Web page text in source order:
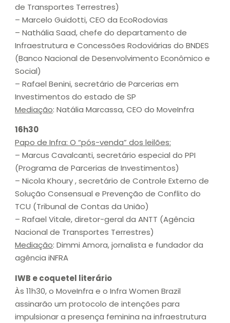
de Transportes Terrestres)
– Marcelo Guidotti, CEO da EcoRodovias
– Nathália Saad, chefe do departamento de
Infraestrutura e Concessões Rodoviárias do BNDES
(Banco Nacional de Desenvolvimento Econômico e
Social)
– Rafael Benini, secretário de Parcerias em
Investimentos do estado de SP
Mediação: Natália Marcassa, CEO do MoveInfra
16h30
Papo de Infra: O “pós-venda” dos leilões:
– Marcus Cavalcanti, secretário especial do PPI
(Programa de Parcerias de Investimentos)
– Nicola Khoury , secretário de Controle Externo de
Solução Consensual e Prevenção de Conflito do
TCU (Tribunal de Contas da União)
– Rafael Vitale, diretor-geral da ANTT (Agência
Nacional de Transportes Terrestres)
Mediação: Dimmi Amora, jornalista e fundador da
agência iNFRA
IWB e coquetel literário
Às 11h30, o MoveInfra e o Infra Women Brazil
assinarão um protocolo de intenções para
impulsionar a presença feminina na infraestrutura